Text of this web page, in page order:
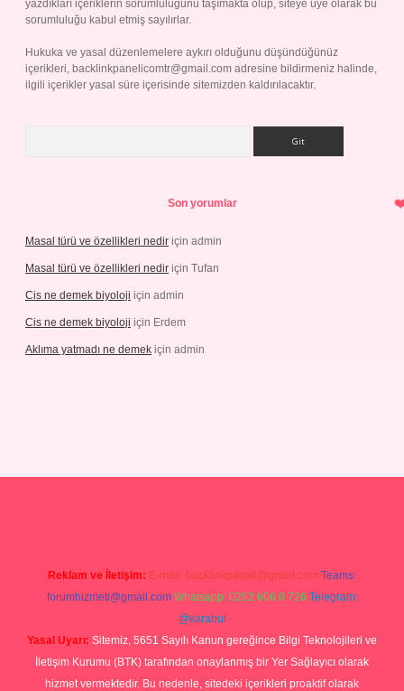
yazdıkları içeriklerin sorumluluğunu taşımakta olup, siteye üye olarak bu
sorumluluğu kabul etmiş sayılırlar.
Hukuka ve yasal düzenlemelere aykırı olduğunu düşündüğünüz
içerikleri, backlinkpanelicomtr@gmail.com adresine bildirmeniz halinde,
ilgili içerikler yasal süre içerisinde sitemizden kaldırılacaktır.
Son yorumlar
Masal türü ve özellikleri nedir için admin
Masal türü ve özellikleri nedir için Tufan
Cis ne demek biyoloji için admin
Cis ne demek biyoloji için Erdem
Aklıma yatmadı ne demek için admin
Reklam ve İletişim: E-mail: backlinkpaneli@gmail.com Teams:
forumhizmeti@gmail.com Whatsapp: 0262 606 0 726 Telegram:
@karabul
Yasal Uyarı: Sitemiz, 5651 Sayılı Kanun gereğince Bilgi Teknolojileri ve
İletişim Kurumu (BTK) tarafından onaylanmış bir Yer Sağlayıcı olarak
hizmet vermektedir. Bu nedenle, sitedeki içerikleri proaktif olarak